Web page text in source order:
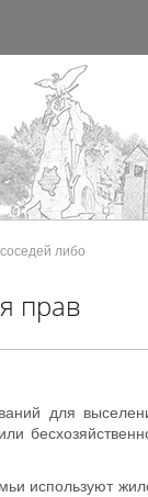
либо
прав
для
используют